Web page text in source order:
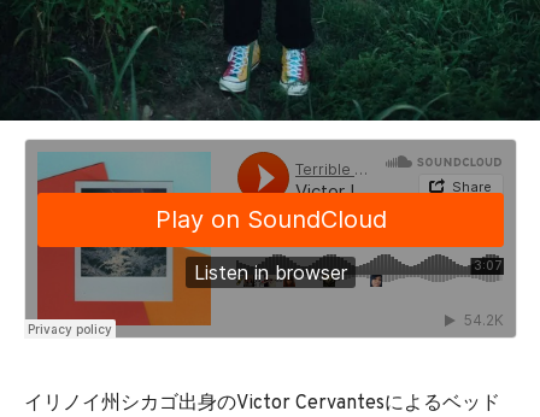
イリノイ州シカゴ出身のVictor Cervantesによるベッド